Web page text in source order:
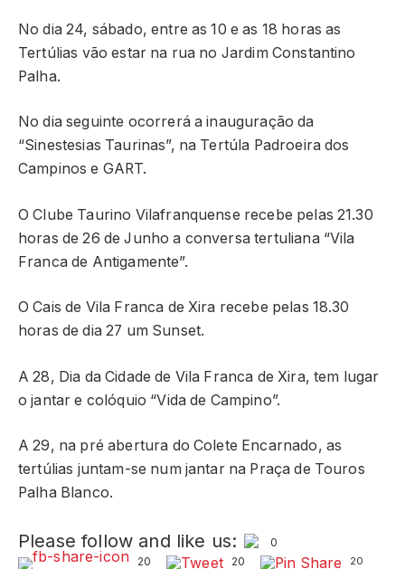
No dia 24, sábado, entre as 10 e as 18 horas as
Tertúlias vão estar na rua no Jardim Constantino
Palha.
No dia seguinte ocorrerá a inauguração da
“Sinestesias Taurinas”, na Tertúla Padroeira dos
Campinos e GART.
O Clube Taurino Vilafranquense recebe pelas 21.30
horas de 26 de Junho a conversa tertuliana “Vila
Franca de Antigamente”.
O Cais de Vila Franca de Xira recebe pelas 18.30
horas de dia 27 um Sunset.
A 28, Dia da Cidade de Vila Franca de Xira, tem lugar
o jantar e colóquio “Vida de Campino”.
A 29, na pré abertura do Colete Encarnado, as
tertúlias juntam-se num jantar na Praça de Touros
Palha Blanco.
Please follow and like us:
0
20
20 20